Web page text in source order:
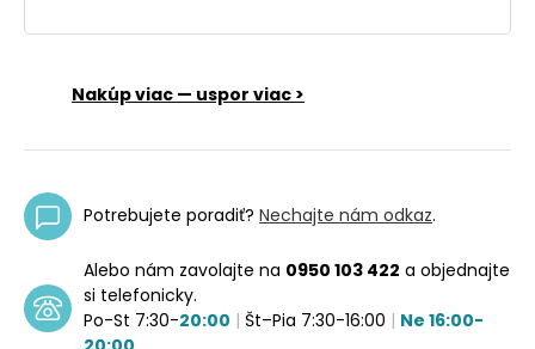
Nakúp viac — uspor viac >
Potrebujete poradiť? Nechajte nám odkaz.
Alebo nám zavolajte na 0950 103 422 a objednajte
si telefonicky.
Po-St 7:30-20:00 | Št–Pia 7:30-16:00 | Ne 16:00-